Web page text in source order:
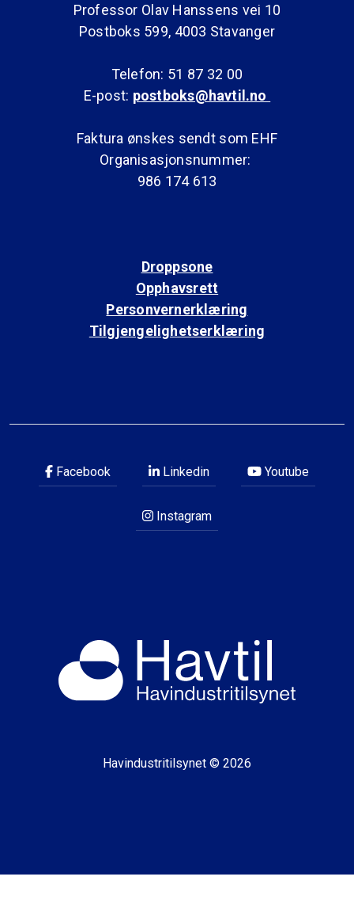
Professor Olav Hanssens vei 10
Postboks 599, 4003 Stavanger
Telefon: 51 87 32 00
E-post: postboks@havtil.no
Faktura ønskes sendt som EHF
Organisasjonsnummer:
986 174 613
Droppsone
Opphavsrett
Personvernerklæring
Tilgjengelighetserklæring
Facebook Linkedin Youtube
Instagram
Havindustritilsynet © 2026